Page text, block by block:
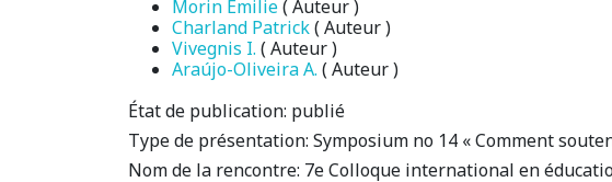
Morin Émilie( Auteur )
Charland Patrick( Auteur )
Vivegnis I. ( Auteur )
Araújo-Oliveira A. ( Auteur )
État de publication: publié
Type de présentation: Symposium no 14 « Comment
Nom de la rencontre: 7e Colloque international en